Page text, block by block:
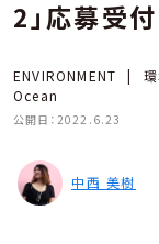
2」応募受
ENVIRONMENT |
Ocean
公開日： 2022.6.23
中西 美樹